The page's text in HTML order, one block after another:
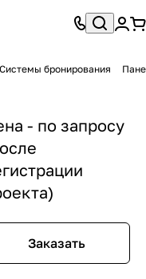
Системы бронирования
- по запросу
Заказать